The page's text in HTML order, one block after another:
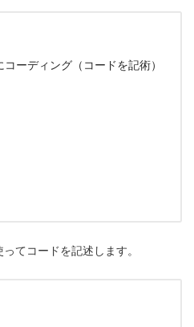
ーディング（コードを記術）
てコードを記述します。